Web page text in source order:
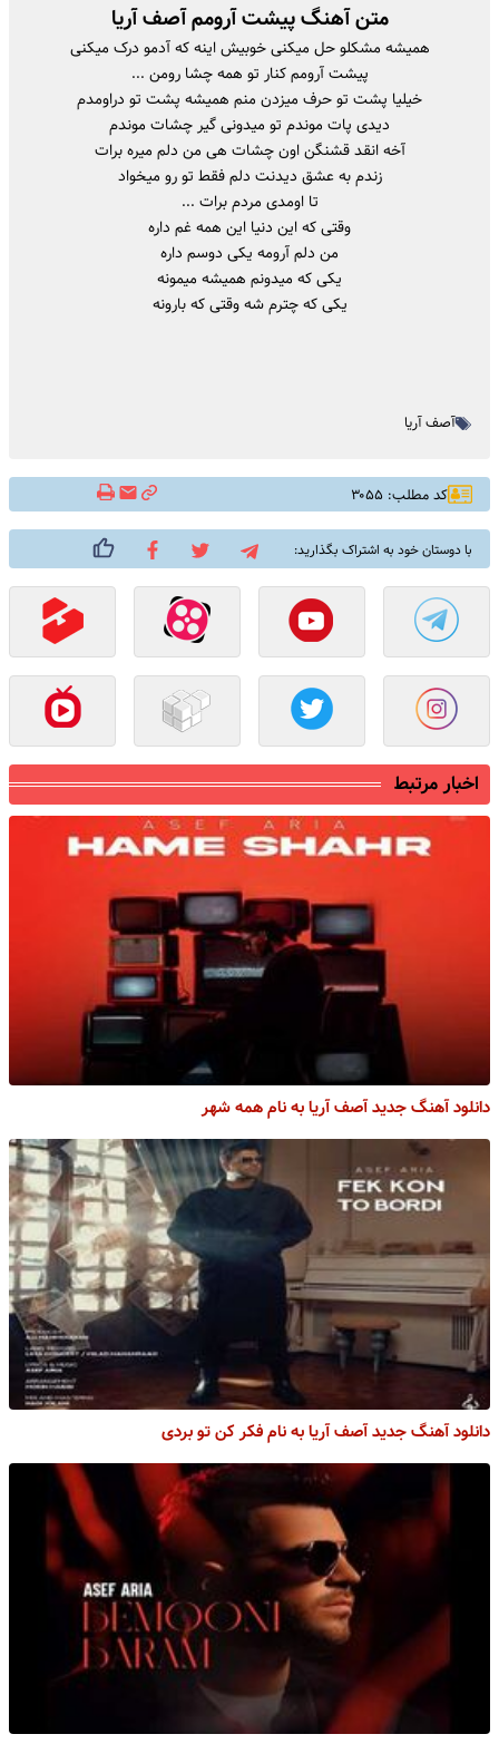
متن آهنگ پیشت آرومم آصف آریا
همیشه مشکلو حل میکنی خوبیش اینه که آدمو درک میکنی
پیشت آرومم کنار تو همه چشا رومن ...
خیلیا پشت تو حرف میزدن منم همیشه پشت تو دراومدم
دیدی پات موندم تو میدونی گیر چشات موندم
آخه انقد قشنگن اون چشات هی من دلم میره برات
زندم به عشق دیدنت دلم فقط تو رو میخواد
تا اومدی مردم برات ...
وقتی که این دنیا این همه غم داره
من دلم آرومه یکی دوسم داره
یکی که میدونم همیشه میمونه
یکی که چترم شه وقتی که بارونه
آصف آریا
کد مطلب: ۳۰۵۵
با دوستان خود به اشتراک بگذارید:
اخبار مرتبط
دانلود آهنگ جدید آصف آریا به نام همه شهر
دانلود آهنگ جدید آصف آریا به نام فکر کن تو بردی